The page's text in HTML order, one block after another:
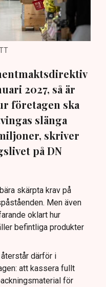
2027, så är
företagen ska
slänga
skriver
på DN
skärpta krav på
Men även
oklart hur
befintliga produkter
därför i
att kassera fullt
för